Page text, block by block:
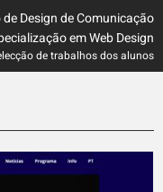
Design de Comunicação
emWeb Design
de trabalhos dos alunos